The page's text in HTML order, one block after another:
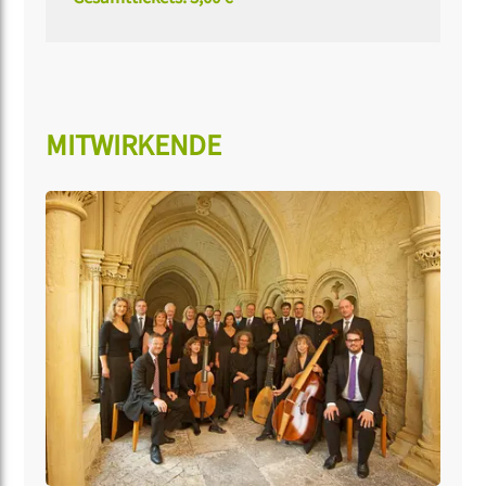
MITWIRKENDE